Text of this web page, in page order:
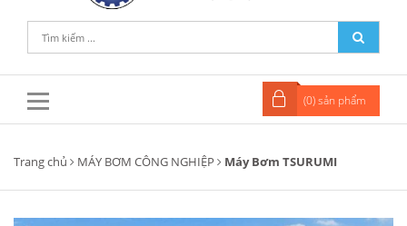
(0) sản phẩm
Trang chủ MÁY BƠM CÔNG NGHIỆP Máy Bơm TSURUMI